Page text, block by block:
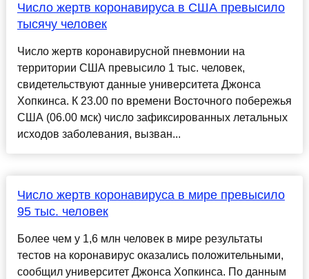
Число жертв коронавируса в США превысило
тысячу человек
Число жертв коронавирусной пневмонии на
территории США превысило 1 тыс. человек,
свидетельствуют данные университета Джонса
Хопкинса. К 23.00 по времени Восточного побережья
США (06.00 мск) число зафиксированных летальных
исходов заболевания, вызван...
Число жертв коронавируса в мире превысило
95 тыс. человек
Более чем у 1,6 млн человек в мире результаты
тестов на коронавирус оказались положительными,
сообщил университет Джонса Хопкинса. По данным